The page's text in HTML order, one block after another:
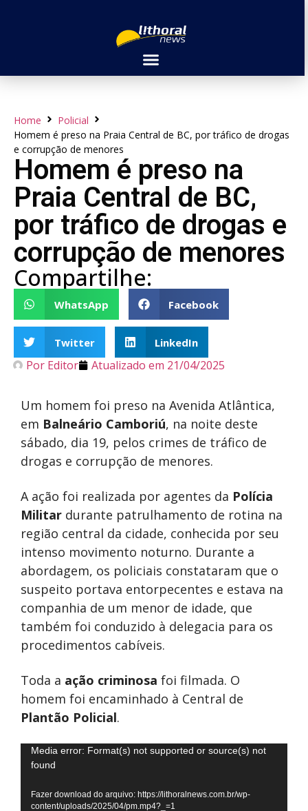
Home
Policial
Homem é preso na Praia Central de BC, por tráfico de drogas
e corrupção de menores
Homem é preso na
Praia Central de BC,
por tráfico de drogas e
corrupção de menores
Compartilhe:
WhatsApp Facebook
Twitter LinkedIn
Por Editor Atualizado em 21/04/2025
Um homem foi preso na Avenida Atlântica,
em Balneário Camboriú, na noite deste
sábado, dia 19, pelos crimes de tráfico de
drogas e corrupção de menores.
A ação foi realizada por agentes da Polícia
Militar durante patrulhamento de rotina na
região central da cidade, conhecida por seu
intenso movimento noturno. Durante a
abordagem, os policiais constataram que o
suspeito portava entorpecentes e estava na
companhia de um menor de idade, que
também foi conduzido à delegacia para os
procedimentos cabíveis.
Toda a ação criminosa foi filmada. O
homem foi encaminhado à Central de
Plantão Policial.
Tocador
de
vídeo
Media error: Format(s) not supported or source(s) not
found
Fazer download do arquivo: https://lithoralnews.com.br/wp-
content/uploads/2025/04/pm.mp4?_=1